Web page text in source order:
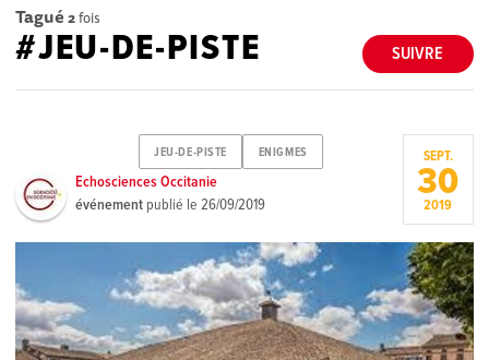
Tagué 2fois
SUIVRE
#JEU-DE-PISTE
JEU-DE-PISTE ENIGMES
Echosciences Occitanie
événement publié le26/09/2019
SEPT.
30
2019